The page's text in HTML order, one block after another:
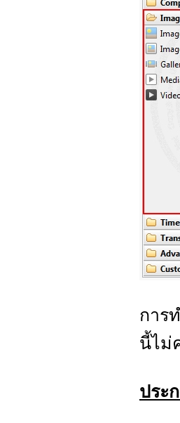
การ
นี้ไม่
ประ